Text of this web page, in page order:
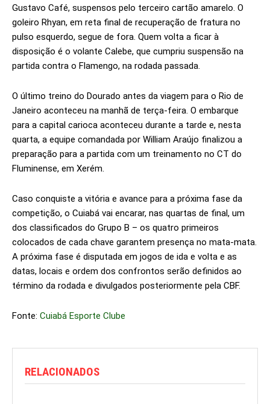
Gustavo Café, suspensos pelo terceiro cartão amarelo. O
goleiro Rhyan, em reta final de recuperação de fratura no
pulso esquerdo, segue de fora. Quem volta a ficar à
disposição é o volante Calebe, que cumpriu suspensão na
partida contra o Flamengo, na rodada passada.
O último treino do Dourado antes da viagem para o Rio de
Janeiro aconteceu na manhã de terça-feira. O embarque
para a capital carioca aconteceu durante a tarde e, nesta
quarta, a equipe comandada por William Araújo finalizou a
preparação para a partida com um treinamento no CT do
Fluminense, em Xerém.
Caso conquiste a vitória e avance para a próxima fase da
competição, o Cuiabá vai encarar, nas quartas de final, um
dos classificados do Grupo B – os quatro primeiros
colocados de cada chave garantem presença no mata-mata.
A próxima fase é disputada em jogos de ida e volta e as
datas, locais e ordem dos confrontos serão definidos ao
término da rodada e divulgados posteriormente pela CBF.
Fonte: Cuiabá Esporte Clube
RELACIONADOS